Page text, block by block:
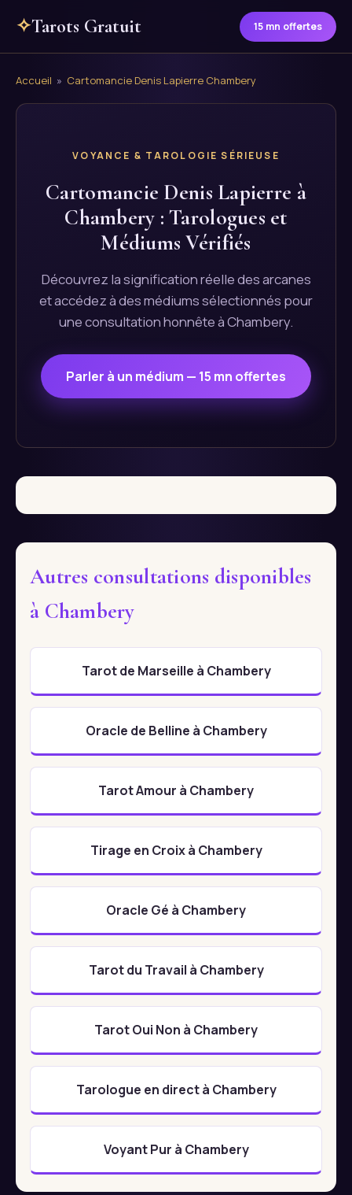
✧Tarots Gratuit 15 mn offertes
Accueil » Cartomancie Denis Lapierre Chambery
VOYANCE & TAROLOGIE SÉRIEUSE
Cartomancie Denis Lapierre à
Chambery : Tarologues et
Médiums Vérifiés
Découvrez la signification réelle des arcanes
et accédez à des médiums sélectionnés pour
une consultation honnête à Chambery.
Parler à un médium — 15 mn offertes
Autres consultations disponibles
à Chambery
Tarot de Marseille à Chambery
Oracle de Belline à Chambery
Tarot Amour à Chambery
Tirage en Croix à Chambery
Oracle Gé à Chambery
Tarot du Travail à Chambery
Tarot Oui Non à Chambery
Tarologue en direct à Chambery
Voyant Pur à Chambery